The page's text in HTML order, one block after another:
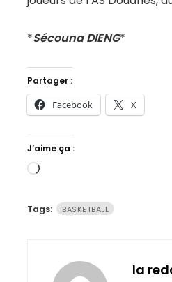
*Sécouna DIENG*
Partager :
Facebook X
J’aime ça :
Chargement…
Tags: BASKETBALL
la